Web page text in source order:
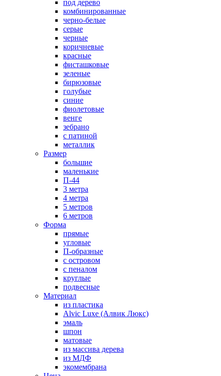
под дерево
комбинированные
черно-белые
серые
черные
коричневые
красные
фисташковые
зеленые
бирюзовые
голубые
синие
фиолетовые
венге
зебрано
с патиной
металлик
Размер
большие
маленькие
П-44
3 метра
4 метра
5 метров
6 метров
Форма
прямые
угловые
П-образные
с островом
с пеналом
круглые
подвесные
Материал
из пластика
Alvic Luxe (Алвик Люкс)
эмаль
шпон
матовые
из массива дерева
из МДФ
экомембрана